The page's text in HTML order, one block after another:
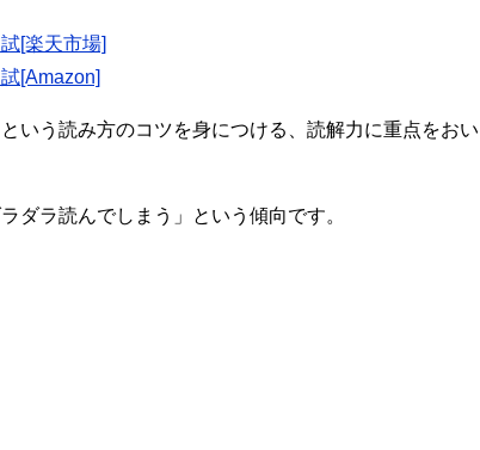
[楽天市場]
[Amazon]
いう読み方のコツを身につける、読解力に重点をおい
ダラ読んでしまう」という傾向です。